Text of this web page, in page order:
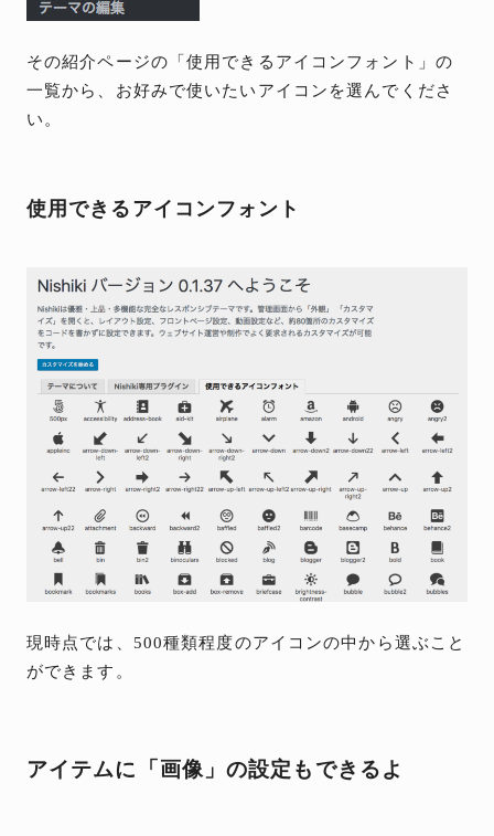
その紹介ページの「使用できるアイコンフォント」の
一覧から、お好みで使いたいアイコンを選んでくださ
い。
使用できるアイコンフォント
現時点では、500種類程度のアイコンの中から選ぶこと
ができます。
アイテムに「画像」の設定もできるよ